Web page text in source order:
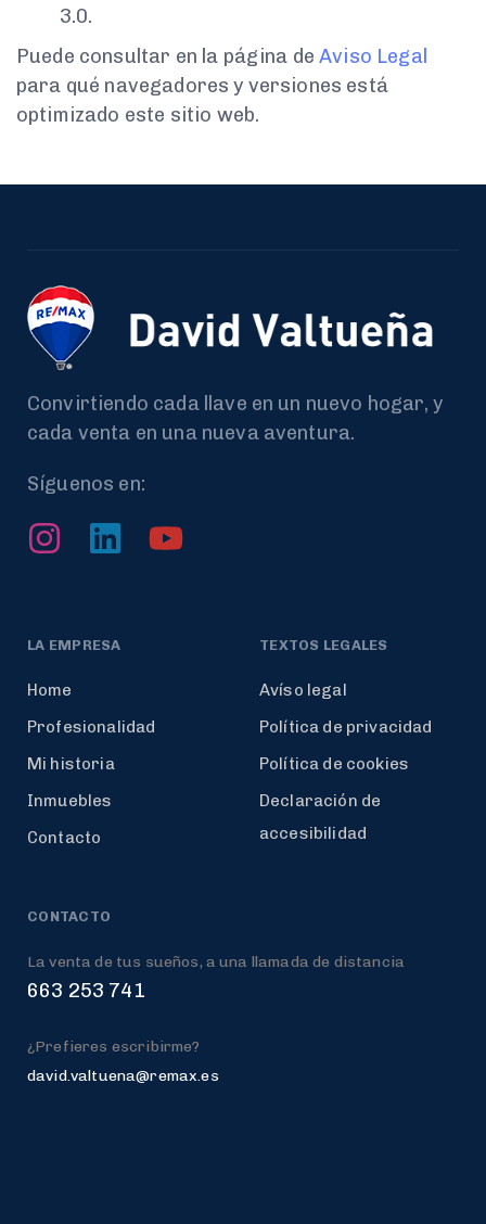
3.0.
Puede consultar en la página deAviso Legal
para qué navegadores y versiones está
optimizado este sitio web.
Convirtiendo cada llave en un nuevo hogar, y
cada venta en una nueva aventura.
Síguenos en:
LA EMPRESA
Home
Profesionalidad
Mi historia
Inmuebles
Contacto
TEXTOS LEGALES
Avíso legal
Política de privacidad
Política de cookies
Declaración de
accesibilidad
CONTACTO
La venta de tus sueños, a una llamada de distancia
663 253 741
¿Prefieres escribirme?
david.valtuena@remax.es